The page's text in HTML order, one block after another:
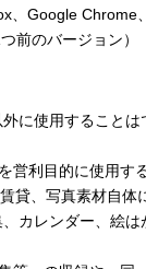
、Google Chrome
前のバージョン）
に使用することは
営利目的に使用す
貸、写真素材自体
カレンダー、絵は